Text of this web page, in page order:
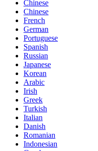
Chinese
Chinese
French
German
Portuguese
Spanish
Russian
Japanese
Korean
Arabic
Irish
Greek
Turkish
Italian
Danish
Romanian
Indonesian